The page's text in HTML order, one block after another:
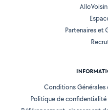
Partenaires et
Conditions
Politique de